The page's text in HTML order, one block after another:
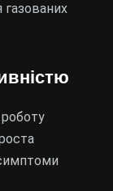
газованих